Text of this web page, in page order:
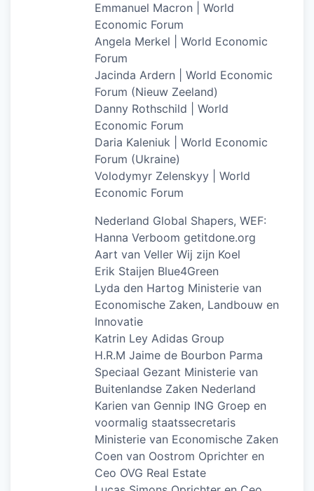
Emmanuel Macron | World
Economic Forum
Angela Merkel | World Economic
Forum
Jacinda Ardern | World Economic
Forum (Nieuw Zeeland)
Danny Rothschild | World
Economic Forum
Daria Kaleniuk | World Economic
Forum (Ukraine)
Volodymyr Zelenskyy | World
Economic Forum
Nederland Global Shapers, WEF:
Hanna Verboom getitdone.org
Aart van Veller Wij zijn Koel
Erik Staijen Blue4Green
Lyda den Hartog Ministerie van
Economische Zaken, Landbouw en
Innovatie
Katrin Ley Adidas Group
H.R.M Jaime de Bourbon Parma
Speciaal Gezant Ministerie van
Buitenlandse Zaken Nederland
Karien van Gennip ING Groep en
voormalig staatssecretaris
Ministerie van Economische Zaken
Coen van Oostrom Oprichter en
Ceo OVG Real Estate